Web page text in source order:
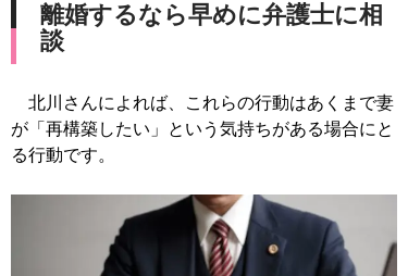
離婚するなら早めに弁護士に相
談
北川さんによれば、これらの行動はあくまで妻
が「再構築したい」という気持ちがある場合にと
る行動です。